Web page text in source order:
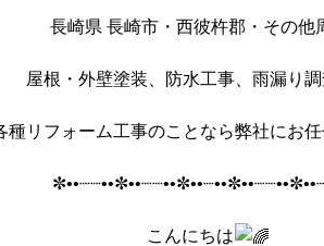
長崎県 長崎市・西彼杵郡・その他
屋根・外壁塗装、防水工事、雨漏り
種リフォーム工事のことなら弊社にお任
✼••┈┈••✼••┈┈••✼••┈••✼••┈┈••✼••
こんにちは